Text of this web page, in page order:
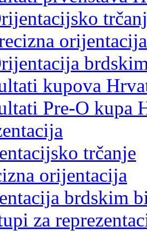
orijentacija
kupova
Pre-O kupa
trčanje
orijentacija
brdskim
za